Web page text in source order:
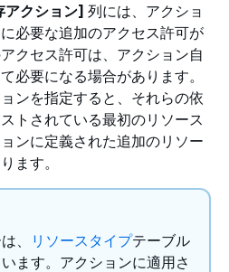
アクション] 列には、アクショ
必要な追加のアクセス許可が
クセス許可は、アクション自
必要になる場合があります。
ンを指定すると、それらの依
トされている最初のリソース
ンに定義された追加のリソー
ます。
、
リソースタイプテーブル
ます。アクションに適用さ